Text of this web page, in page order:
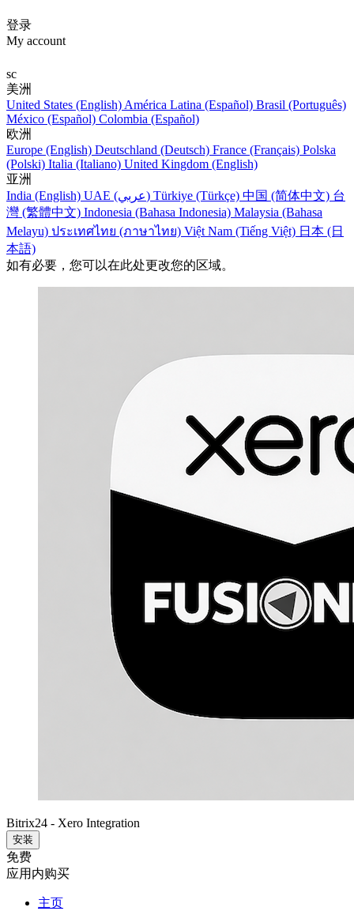
登录
My account
sc
美洲
United States (English) América Latina (Español) Brasil (Português)
México (Español) Colombia (Español)
欧洲
Europe (English) Deutschland (Deutsch) France (Français) Polska
(Polski) Italia (Italiano) United Kingdom (English)
亚洲
India (English)
UAE (عربي) Türkiye (Türkçe) 中国 (简体中文) 台
灣 (繁體中文) Indonesia (Bahasa Indonesia) Malaysia (Bahasa
Melayu) ประเทศไทย (ภาษาไทย) Việt Nam (Tiếng Việt) 日本 (日
本語)
如有必要，您可以在此处更改您的区域。
Bitrix24 - Xero Integration
安装
免费
应用内购买
主页